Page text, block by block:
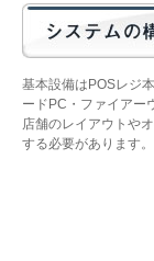
基本設備はPOSレジ
ードPC・ファイアー
店舗のレイアウトや
する必要があります。